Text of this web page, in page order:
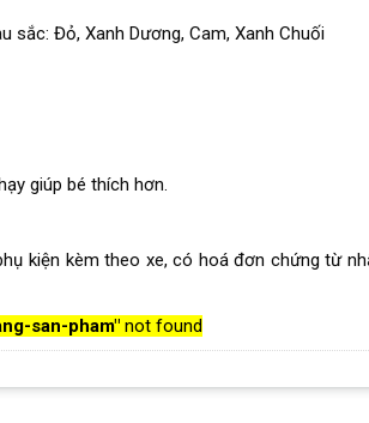
sắc: Đỏ, Xanh Dương, Cam, Xanh Chuối
giúp bé thích hơn.
kiện kèm theo xe, có hoá đơn chứng từ
san-pham" not found